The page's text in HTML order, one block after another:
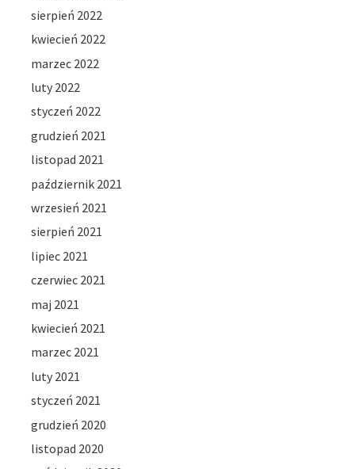
sierpień 2022
kwiecień 2022
marzec 2022
luty 2022
styczeń 2022
grudzień 2021
listopad 2021
październik 2021
wrzesień 2021
sierpień 2021
lipiec 2021
czerwiec 2021
maj 2021
kwiecień 2021
marzec 2021
luty 2021
styczeń 2021
grudzień 2020
listopad 2020